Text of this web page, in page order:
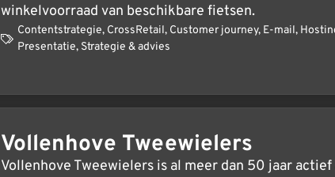
winkelvoorraad van beschikbare fietsen.
Contentstrategie, CrossRetail, Customer journey, E-mail,
Presentatie, Strategie & advies
Vollenhove Tweewielers
Vollenhove Tweewielers is al meer dan 50 jaar